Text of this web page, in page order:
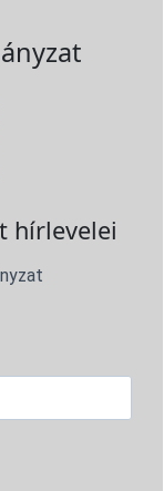
hírlevelei